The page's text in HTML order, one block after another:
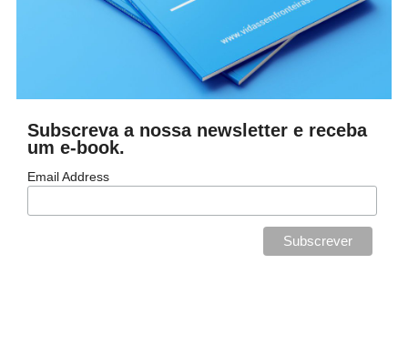
Subscreva a nossa newsletter e receba
um e-book.
Email Address